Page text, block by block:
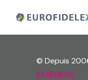
© Depuis
KAREDESS